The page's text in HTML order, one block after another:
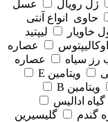
ژل رویال
عسل
حاوی انواع آنتی
خاویار
لیپتید
عصاره
رز سیاه
عصاره
ویتامین E
ویتامین B
ادالیس
گندم
گلیسیرین